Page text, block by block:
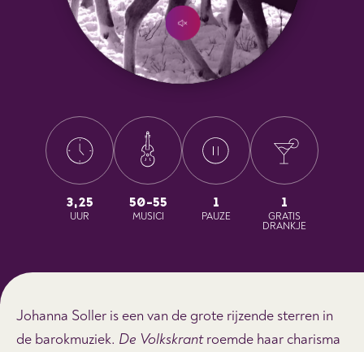
3,25
UUR
50-55
MUSICI
1
PAUZE
1
GRATIS
DRANKJE
Johanna Soller is een van de grote rijzende sterren in
de barokmuziek. De Volkskrantroemde haar charisma